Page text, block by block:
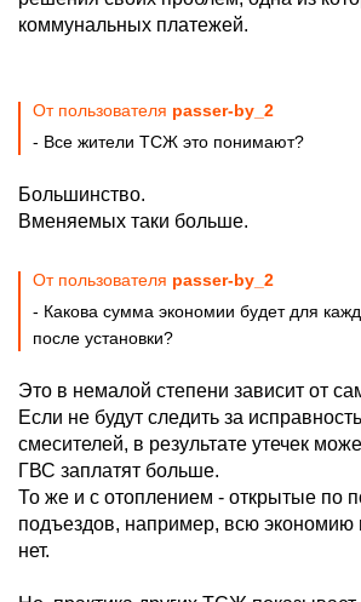
коммунальных платежей.
От пользователя passer-by_2
- Все жители ТСЖ это понимают?
Большинство.
Вменяемых таки больше.
От пользователя passer-by_2
- Какова сумма экономии будет для
после установки?
Это в немалой степени зависит от
Если не будут следить за
смесителей, в результате утечек
ГВС заплатят больше.
То же и с отоплением - открытые по
подъездов, например, всю экономию
нет.